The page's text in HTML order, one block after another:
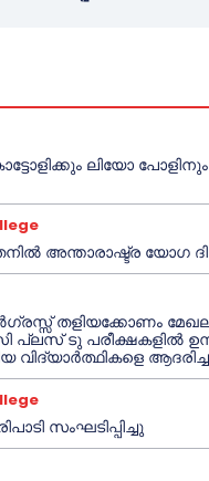
ലിയോ
അന്താരാഷ്ട്ര യോഗ
തളിയക്കോണം മേഖല
ടു പരീക്ഷകളിൽ
വിദ്യാർത്ഥികളെ
സംഘടിപ്പിച്ചു